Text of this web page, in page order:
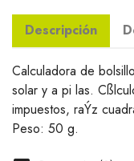
Descripción
Calculadora de
solar y a pi las.
impuestos, raÝz
Peso: 50 g.